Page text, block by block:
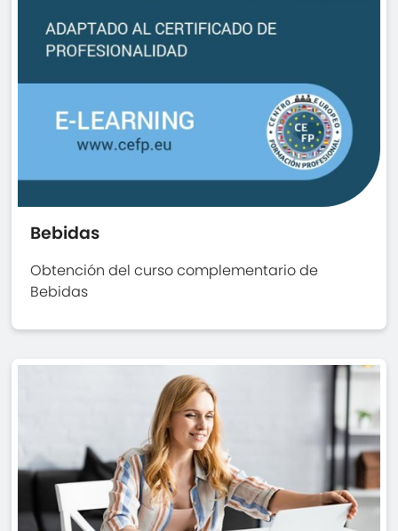
Bebidas
Obtención del curso complementario de
Bebidas